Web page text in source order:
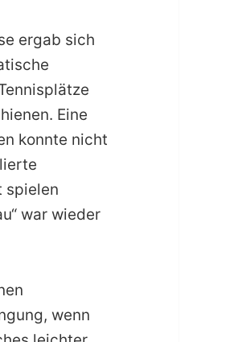
ergab sich
Eine
konnte nicht
spielen
war wieder
wenn